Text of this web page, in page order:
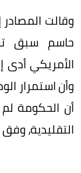
وقالت المصادر
حاسم سبق
الأمريكي أدى
وأن استمرار
أن الحكومة لم
التقليدية،